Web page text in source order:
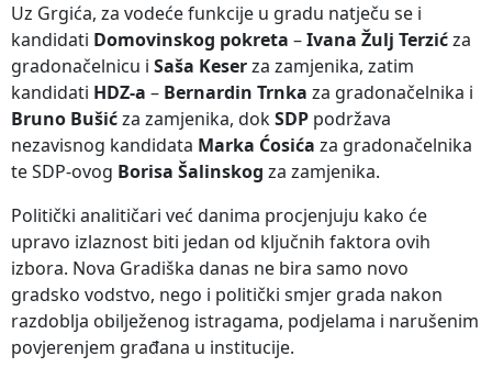
Uz Grgića, za vodeće funkcije u gradu natječu se i
kandidati Domovinskog pokreta –Ivana Žulj Terzićza
gradonačelnicu i Saša Keserza zamjenika, zatim
kandidati HDZ-a – Bernardin Trnka za gradonačelnika i
Bruno Bušićza zamjenika, dokSDP podržava
nezavisnog kandidata Marka Ćosića za gradonačelnika
te SDP-ovog Borisa Šalinskog za zamjenika.
Politički analitičari već danima procjenjuju kako će
upravo izlaznost biti jedan od ključnih faktora ovih
izbora. Nova Gradiška danas ne bira samo novo
gradsko vodstvo, nego i politički smjer grada nakon
razdoblja obilježenog istragama, podjelama i narušenim
povjerenjem građana u institucije.